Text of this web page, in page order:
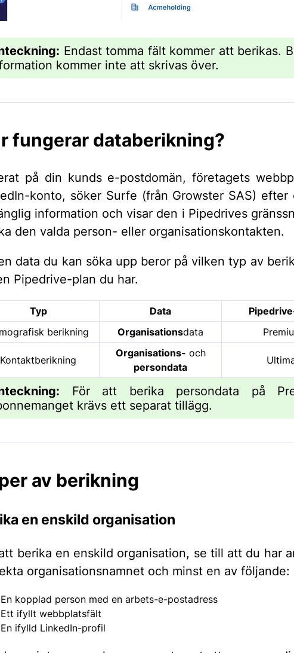
Endast tomma fält kommer att berikas.
kommer inte att skrivas över.
fungerar databerikning?
på din kunds e-postdomän, företagets
konto, söker Surfe (från Growster SAS)
information och visar den i Pipedrives
den valda person- eller organisationskontakten.
data du kan söka upp beror på vilken typ av
Pipedrive-plan du har.
Typ Data
berikning
Organisationsdata
Kontaktberikning
Organisations- och
persondata
För att berika persondata på
krävs ett separat tillägg.
av berikning
en enskild organisation
berika en enskild organisation, se till att du har
organisationsnamnet och minst en av följande:
En kopplad person med en arbets-e-postadress
Ett ifyllt webbplatsfält
En ifylld LinkedIn-profil